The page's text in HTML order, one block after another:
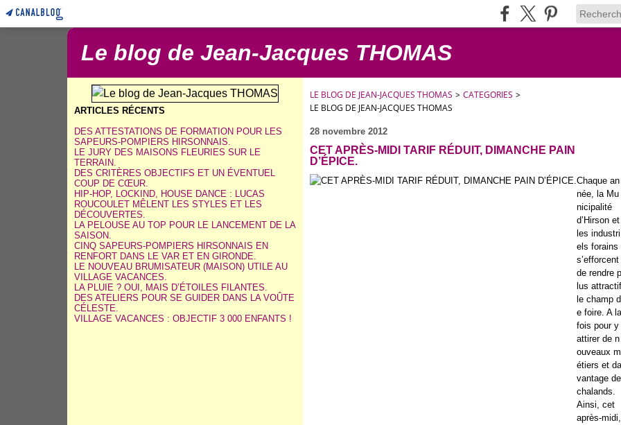
Le blog de Jean-Jacques THOMAS
ARTICLES RÉCENTS
DES ATTESTATIONS DE FORMATION POUR LES
SAPEURS-POMPIERS HIRSONNAIS.
LE JURY DES MAISONS FLEURIES SUR LE
TERRAIN.
DES CRITÈRES OBJECTIFS ET UN ÉVENTUEL
COUP DE CŒUR.
HIP-HOP, LOCKIND, HOUSE DANCE : LUCAS
ROUCOULET MÊLENT LES STYLES ET LES
DÉCOUVERTES.
LA PELOUSE AU TOP POUR LE LANCEMENT DE LA
SAISON.
CINQ SAPEURS-POMPIERS HIRSONNAIS EN
RENFORT DANS LE VAR ET EN GIRONDE.
LE NOUVEAU BRUMISATEUR (MAISON) UTILE AU
VILLAGE VACANCES.
LA PLUIE ? OUI, MAIS D’ÉTOILES FILANTES.
DES ATELIERS POUR SE GUIDER DANS LA VOÛTE
CÉLESTE.
VILLAGE VACANCES : OBJECTIF 3 000 ENFANTS !
LE BLOG DE JEAN-JACQUES THOMAS > CATEGORIES >
LE BLOG DE JEAN-JACQUES THOMAS
28 novembre 2012
CET APRÈS-MIDI TARIF RÉDUIT, DIMANCHE PAIN
D’ÉPICE.
Chaque an
née, la Mu
nicipalité
d’Hirson et
les industri
els forains
s’efforcent
de rendre p
lus attractif
le champ d
e foire. A la
fois pour y
attirer de n
ouveaux m
étiers et da
vantage de
chalands.
Ainsi, cet
après-midi,